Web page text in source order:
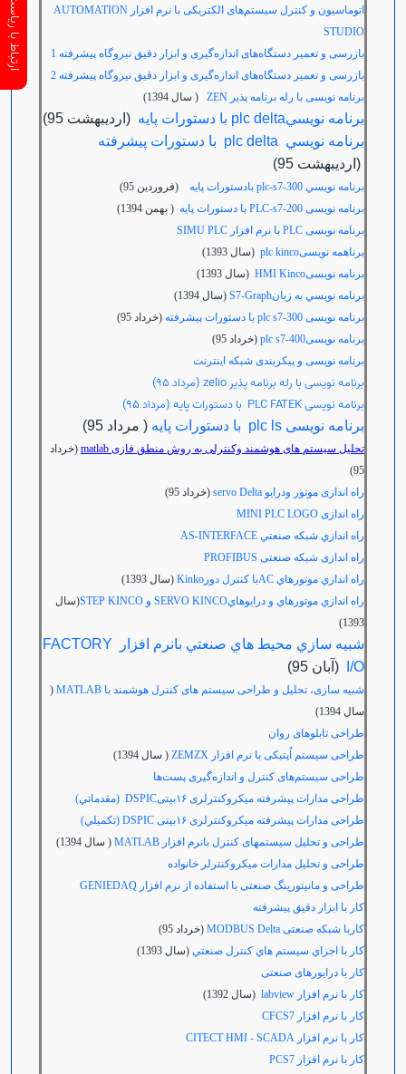
اتوماسیون و کنترل سیستم‌های الکتریکی با نرم افزار AUTOMATION
STUDIO
بازرسی و تعمیر دستگاه‌های اندازه‌گیری و ابزار دقیق نیروگاه پیشرفته 1
بازرسی و تعمیر دستگاه‌های اندازه‌گیری و ابزار دقیق نیروگاه پیشرفته 2
برنامه نویسی با رله برنامه پذیر ZEN
( سال 1394)
برنامه نويسيplc delta با دستورات پايه
(ارديبهشت 95)
برنامه نويسي plc delta با دستورات پيشرفته
(ارديبهشت 95)
برنامه نويسي plc-s7-300 بادستورات پايه
(فروردين 95)
برنامه نویسی PLC-s7-200 با دستورات پایه
( بهمن 1394)
برنامه نویسی
با نرم افزار SIMU PLC
برناهمه نویسیplc kinco
(سال 1393)
برنامه نویسیHMI Kinco
(سال 1393)
برنامه نويسي به زبانS7-Graph
(سال 1394)
برنامه نویسی plc s7-300 با دستورات پیشرفته
(خرداد 95)
برنامه نویسیplc s7-400
(خرداد 95)
برنامه نویسی و پیکربندی شبکه اینترنت
برنامه نویسی با رله برنامه پذیر zelio (مرداد 95)
برنامه نویسی PLC FATEK با دستورات پایه (مرداد 95)
برنامه نویسی plc ls با دستورات پایه ( مرداد 95)
تحلیل سیستم های هوشمند وکنترلی به روش منطق فازی matlab
(خرداد
95)
راه اندازی موتور ودرایو servo Delta
(خرداد 95)
راه اندازی MINI PLC LOGO
راه اندازي شبکه صنعتي AS-INTERFACE
راه اندازی شبکه صنعتی PROFIBUS
راه اندازي موتورهاي ACبا كنترل دورKinko
(سال 1393)
راه اندازي موتورهاي و درايوهايSERVO KINCO و STEP KINCO
(سال
1393)
شبيه سازي محيط هاي صنعتي بانرم افزار FACTORY
I/O
(آبان 95)
شبیه سازی، تحلیل و طراحی سیستم های کنترل هوشمند با MATLAB
(
سال 1394)
طراحی تابلوهای روان
طراحی سیستم اُپتیکی با نرم افزار ZEMZX
( سال 1394)
طراحی سیستم‌های کنترل و اندازه‌گیری پست‌ها
طراحی مدارات پیشرفته میکروکنترلری ۱۶بیتی
DSPIC (مقدماتي)
طراحی مدارات پیشرفته میکروکنترلری ۱۶بیتی
(تکمیلي)
طراحی و تحلیل سیستمهای کنترل بانرم افزار MATLAB
( سال 1394)
طراحی و تحلیل مدارات میکروکنترلر خانواده
طراحی و مانیتورینگ صنعتی با استفاده از نرم افزار GENIEDAQ
کار با ابزار دقیق پیشرفته
کاربا شبکه صنعتی MODBUS Delta
(خرداد 95)
كار با اجزاي سيستم هاي كنترل صنعتي (سال 1393)
کار با درایورهای صنعتی
کار با نرم افزار labview
(سال 1392)
کار با نرم افزار CFCS7
کار با نرم افزار CITECT HMI - SCADA
کار با نرم افزار PCS7